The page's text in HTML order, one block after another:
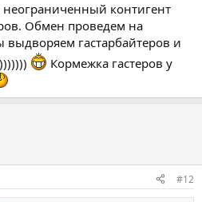
неограниченный контигент
Обмен проведем на
гастарбайтеров и
Кормежка гастеров у
#12